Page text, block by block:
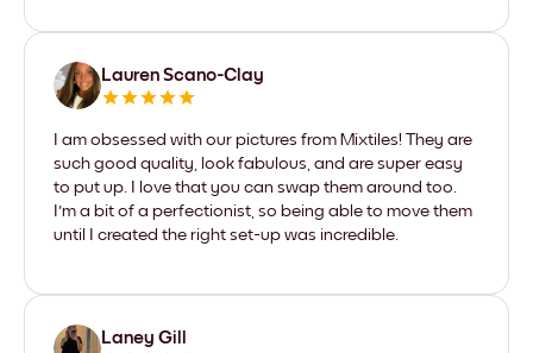
Lauren Scano-Clay
I am obsessed with our pictures from Mixtiles! They are
such good quality, look fabulous, and are super easy
to put up. I love that you can swap them around too.
I'm a bit of a perfectionist, so being able to move them
until I created the right set-up was incredible.
Laney Gill